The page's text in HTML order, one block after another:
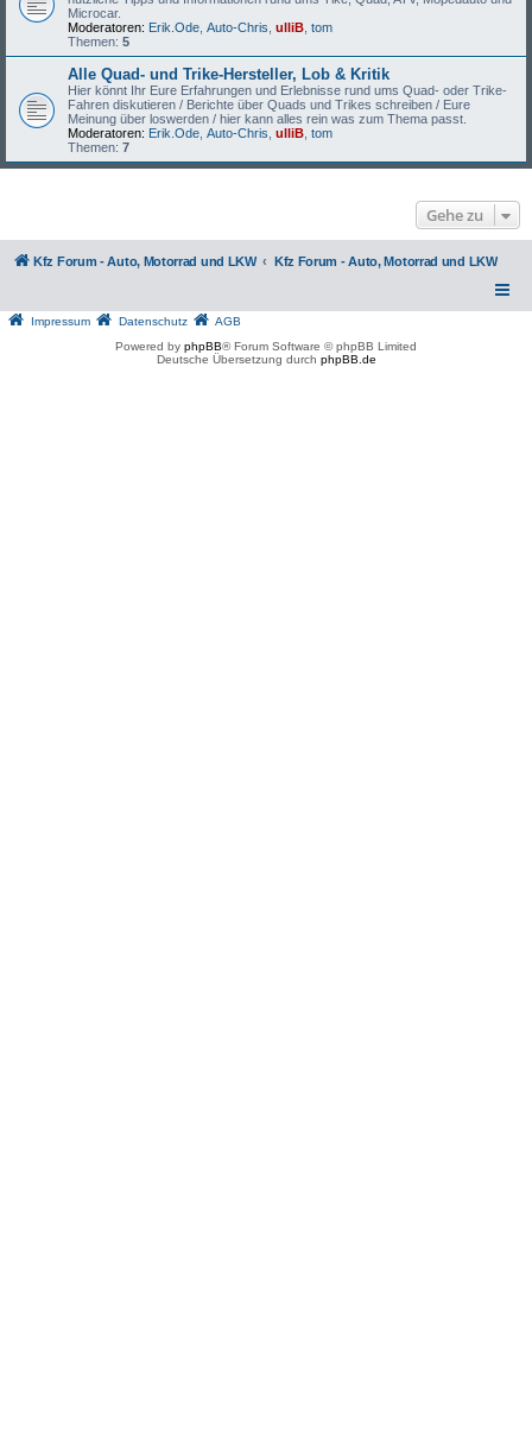
Microcar.
Moderatoren: Erik.Ode Auto-Chris ulliB tom
Themen: 5
Alle Quad- und Trike-Hersteller, Lob & Kritik
Hier könnt Ihr Eure Erfahrungen und Erlebnisse rund ums Quad- oder Trike-
Fahren diskutieren / Berichte über Quads und Trikes schreiben / Eure
Meinung über loswerden / hier kann alles rein was zum Thema passt.
Moderatoren: Erik.Ode Auto-Chris ulliB tom
Themen: 7
Gehe zu
Kfz Forum - Auto, Motorrad und LKW Kfz Forum - Auto, Motorrad und LKW
Impressum Datenschutz
AGB
Powered by phpBB® Forum Software © phpBB Limited
Deutsche Übersetzung durch phpBB.de